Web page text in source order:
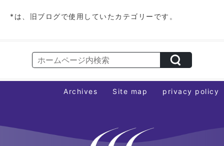
*は、旧ブログで使用していたカテゴリーです。
Archives Site map privacy policy